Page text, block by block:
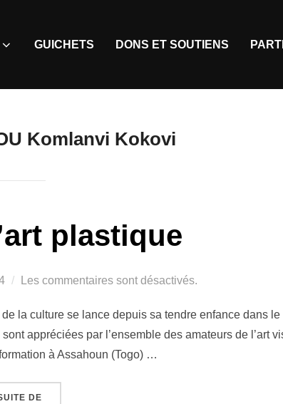
GUICHETS DONS ET SOUTIENS
Komlanvi Kokovi
plastique
Les commentaires sont désactivés.
la culture se lance depuis sa tendre enfance dans le
appréciées par l’ensemble des amateurs de l’art
à Assahoun (Togo) …
DE